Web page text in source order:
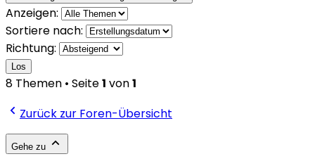
Anzeigen:
Sortiere nach:
Richtung:
Los
8 Themen • Seite1 von1
Zurück zur Foren-Übersicht
Gehe zu